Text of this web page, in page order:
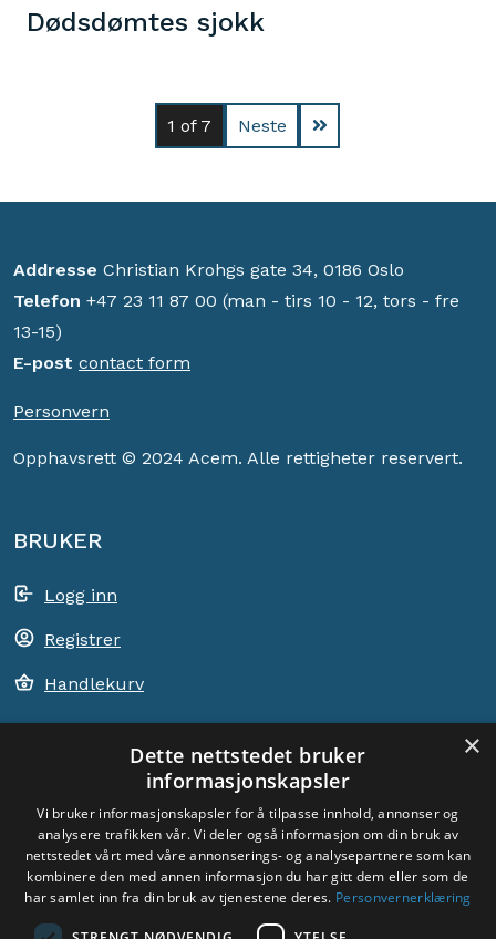
Dødsdømtes sjokk
1 of 7 Neste
Addresse Christian Krohgs gate 34, 0186 Oslo
Telefon +47 23 11 87 00 (man - tirs 10 - 12, tors - fre
13-15)
E-post contact form
Personvern
Opphavsrett © 2024 Acem. Alle rettigheter reservert.
BRUKER
Logg inn
Registrer
Handlekurv
ACEM VERDEN OVER
VELG LAND
Dyade
×
Dette nettstedet bruker
informasjonskapsler
Vi bruker informasjonskapsler for å tilpasse innhold, annonser og
analysere trafikken vår. Vi deler også informasjon om din bruk av
nettstedet vårt med våre annonserings- og analysepartnere som kan
kombinere den med annen informasjon du har gitt dem eller som de
har samlet inn fra din bruk av tjenestene deres. Personvernerklæring